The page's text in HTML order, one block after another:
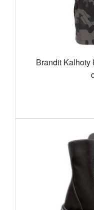
Brandit Kalhoty